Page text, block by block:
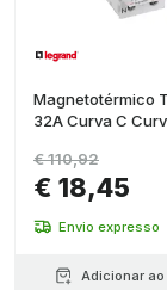
Magnetotérmico
32A Curva C
€ 18,45
€ 110,92
Envio expresso
Adicionar